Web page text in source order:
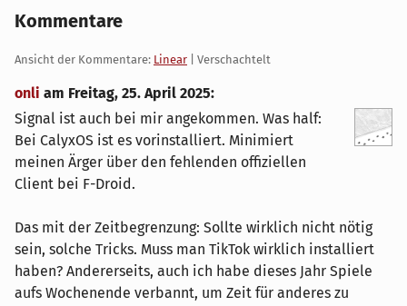
Kommentare
Ansicht der Kommentare: Linear | Verschachtelt
onli am Freitag, 25. April 2025:
Signal ist auch bei mir angekommen. Was half:
Bei CalyxOS ist es vorinstalliert. Minimiert
meinen Ärger über den fehlenden offiziellen
Client bei F-Droid.
Das mit der Zeitbegrenzung: Sollte wirklich nicht nötig
sein, solche Tricks. Muss man TikTok wirklich installiert
haben? Andererseits, auch ich habe dieses Jahr Spiele
aufs Wochenende verbannt, um Zeit für anderes zu